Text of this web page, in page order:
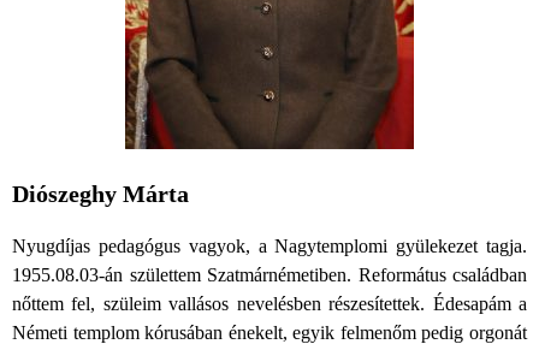
Diószeghy Márta
Nyugdíjas pedagógus vagyok, a Nagytemplomi gyülekezet tagja.
1955.08.03-án születtem Szatmárnémetiben. Református családban
nőttem fel, szüleim vallásos nevelésben részesítettek. Édesapám a
Németi templom kórusában énekelt, egyik felmenőm pedig orgonát